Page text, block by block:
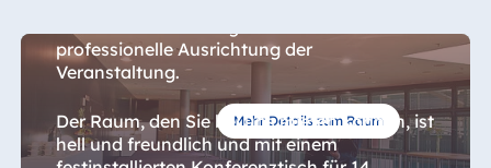
Hotel Ingolstadt
Hotel Bellevue
Hotel Köln
Hotel
Mehr Details zum Raum
professionelle Ausrichtung der
Veranstaltung.
Der Raum, den Sie bei uns mieten können, ist
hell und freundlich und mit einem